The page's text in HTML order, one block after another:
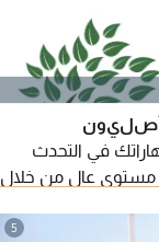
في التحدث
إلى مستوى عالٍ من خلال
التحضير للامتحانات، IELTS، TOEFL، IGCSE، A level، BA/MA. أكثر من
5